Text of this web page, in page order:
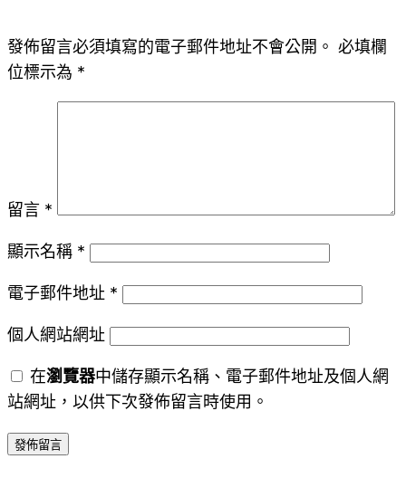
發佈留言必須填寫的電子郵件地址不會公開。 必填欄
位標示為 *
留言 *
顯示名稱 *
電子郵件地址 *
個人網站網址
在瀏覽器中儲存顯示名稱、電子郵件地址及個人網
站網址，以供下次發佈留言時使用。